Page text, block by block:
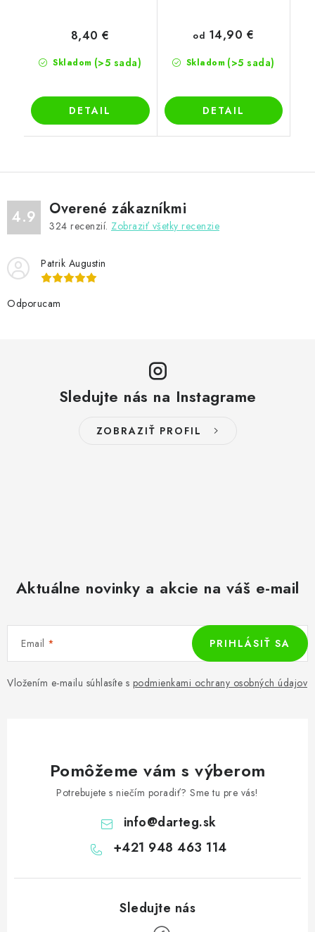
Skladom (>5 sada)
8,40 €
DETAIL
Skladom (>5 sada)
od 14,90 €
DETAIL
4.9 Overené zákazníkmi
324 recenzií. Zobraziť všetky recenzie
Patrik Augustin
Odporucam
Sledujte nás na Instagrame
ZOBRAZIŤ PROFIL
Aktuálne novinky a akcie na váš e-mail
Email
Vložením e-mailu súhlasíte s podmienkami ochrany osobných údajov
PRIHLÁSIŤ SA
Pomôžeme vám s výberom
Potrebujete s niečím poradiť? Sme tu pre vás!
info@darteg.sk
+421 948 463 114